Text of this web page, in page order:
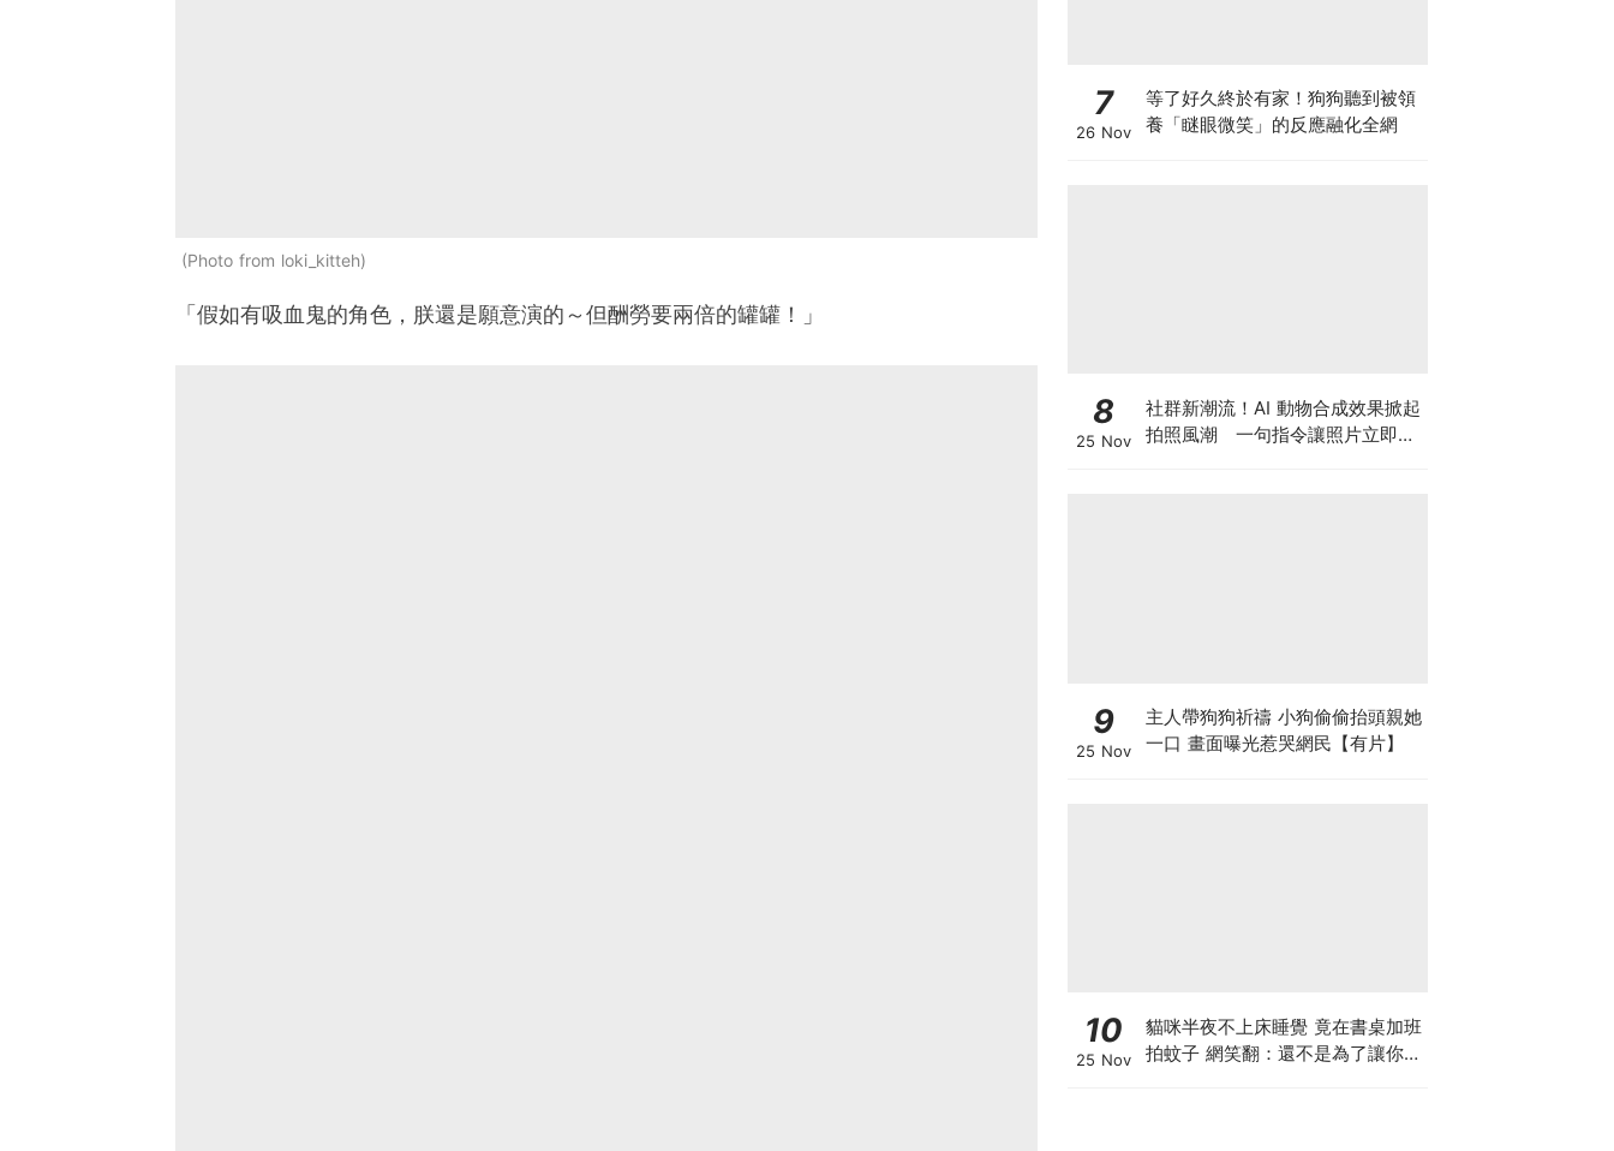
Photo from loki_kitteh
「假如有吸血鬼的角色，朕還是願意演的～但酬勞要兩倍的罐罐！」
7
26 Nov
等了好久終於有家！狗狗聽到被領
養「瞇眼微笑」的反應融化全網
8
25 Nov
社群新潮流！AI 動物合成效果掀起
拍照風潮 一句指令讓照片立即升
9
25 Nov
主人帶狗狗祈禱 小狗偷偷抬頭親她
一口 畫面曝光惹哭網民【有片】
10
25 Nov
貓咪半夜不上床睡覺 竟在書桌加班
拍蚊子 網笑翻：還不是為了讓你睡